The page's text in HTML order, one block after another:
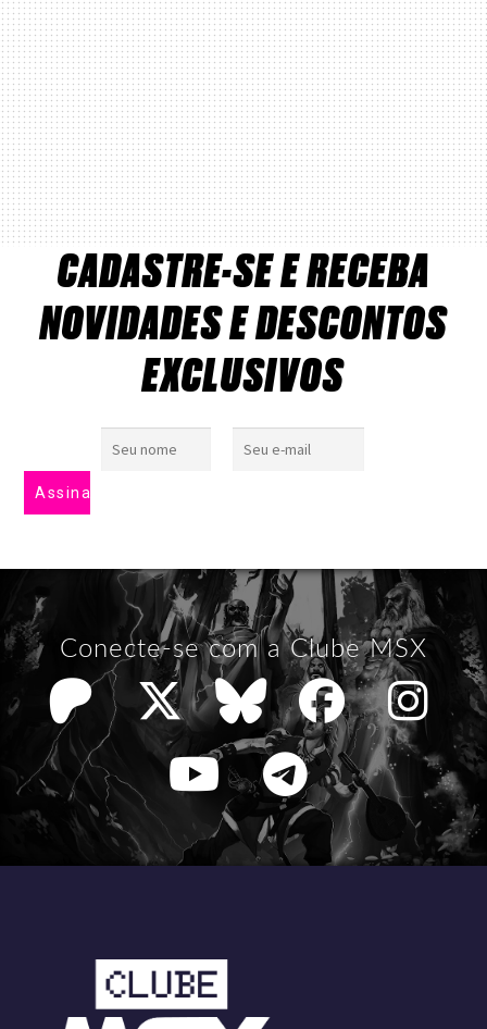
CADASTRE-SE E RECEBA
NOVIDADES E DESCONTOS
EXCLUSIVOS
Conecte-se com a Clube MSX